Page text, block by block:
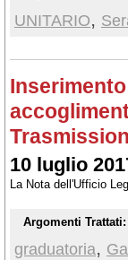
UNITARIO,
10 luglio
La Nota dell'Ufficio
Argomenti Trattati:
graduatoria,